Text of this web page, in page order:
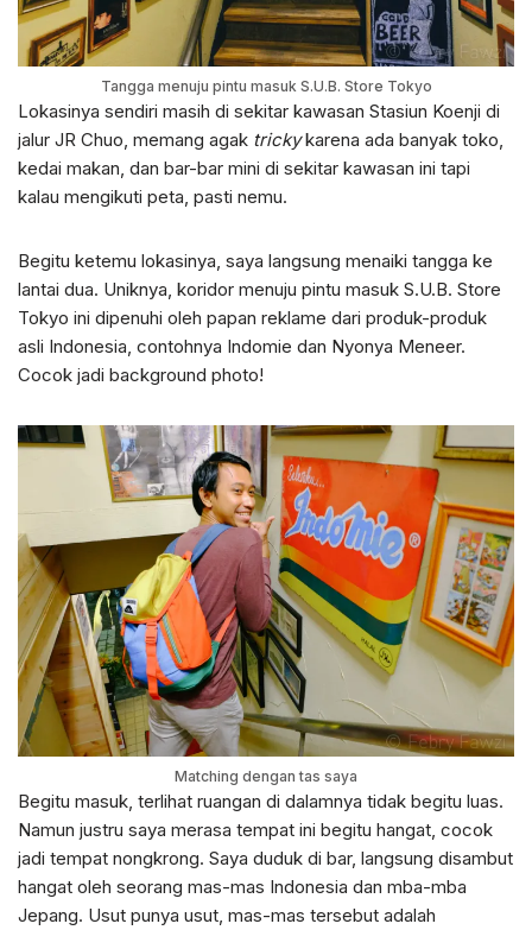
Tangga menuju pintu masuk S.U.B. Store Tokyo
Lokasinya sendiri masih di sekitar kawasan Stasiun Koenji di
jalur JR Chuo, memang agak trickykarena ada banyak toko,
kedai makan, dan bar-bar mini di sekitar kawasan ini tapi
kalau mengikuti peta, pasti nemu.
Begitu ketemu lokasinya, saya langsung menaiki tangga ke
lantai dua. Uniknya, koridor menuju pintu masuk S.U.B. Store
Tokyo ini dipenuhi oleh papan reklame dari produk-produk
asli Indonesia, contohnya Indomie dan Nyonya Meneer.
Cocok jadi background photo!
Matching dengan tas saya
Begitu masuk, terlihat ruangan di dalamnya tidak begitu luas.
Namun justru saya merasa tempat ini begitu hangat, cocok
jadi tempat nongkrong. Saya duduk di bar, langsung disambut
hangat oleh seorang mas-mas Indonesia dan mba-mba
Jepang. Usut punya usut, mas-mas tersebut adalah